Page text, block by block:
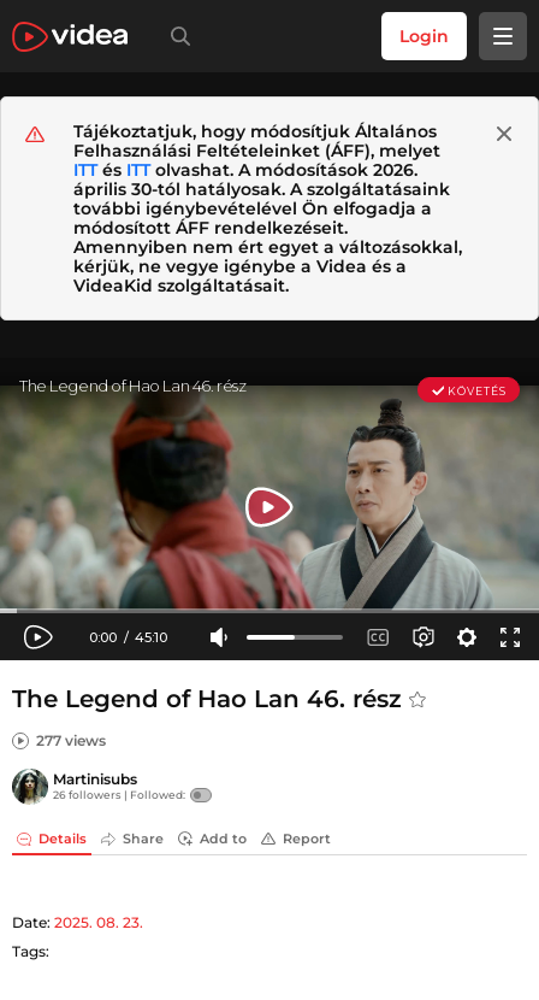
Login
Tájékoztatjuk, hogy módosítjuk Általános
Felhasználási Feltételeinket (ÁFF), melyet
ITTés ITTolvashat. A módosítások 2026.
április 30-tól hatályosak. A szolgáltatásaink
további igénybevételével Ön elfogadja a
módosított ÁFF rendelkezéseit.
Amennyiben nem ért egyet a változásokkal,
kérjük, ne vegye igénybe a Videa és a
VideaKid szolgáltatásait.
The Legend of Hao Lan 46. rész
277 views
Martinisubs
26 followers | Followed:
Details Share Add to Report
Date: 2025. 08. 23.
Tags: